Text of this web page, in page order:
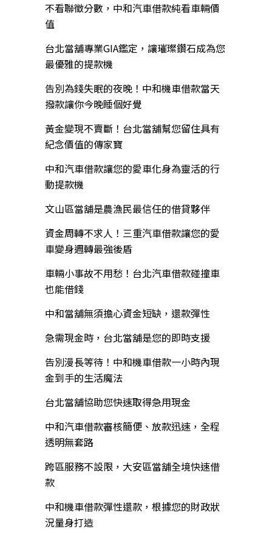
不看聯徵分數，中和汽車借款純看車輛價
值
台北當舖專業GIA鑑定，讓璀璨鑽石成為您
最優雅的提款機
告別為錢失眠的夜晚！中和機車借款當天
撥款讓你今晚睡個好覺
黃金變現不賣斷！台北當舖幫您留住具有
紀念價值的傳家寶
中和汽車借款讓您的愛車化身為靈活的行
動提款機
文山區當舖是農漁民最信任的借貸夥伴
資金周轉不求人！三重汽車借款讓您的愛
車變身週轉最強後盾
車輛小事故不用愁！台北汽車借款碰撞車
也能借錢
中和當舖無須擔心資金短缺，還款彈性
急需現金時，台北當舖是您的即時支援
告別漫長等待！中和機車借款一小時內現
金到手的生活魔法
台北當舖協助您快速取得急用現金
中和汽車借款審核簡便、放款迅速，全程
透明無套路
跨區服務不設限，大安區當舖全境快速借
款
中和機車借款彈性還款，根據您的財政狀
況量身打造